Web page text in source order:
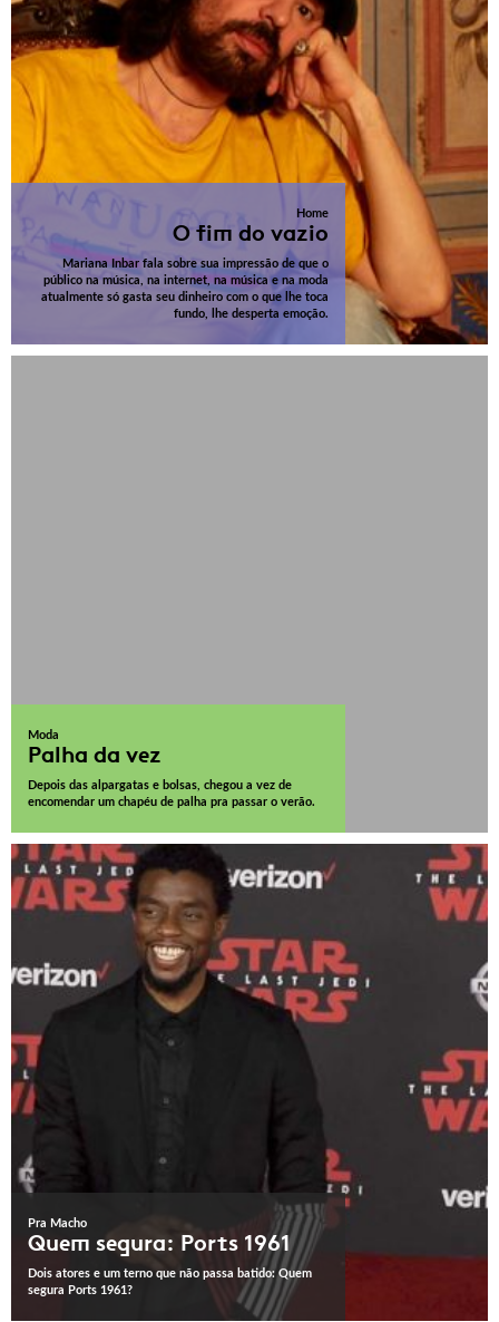
Home
O fim do vazio
Mariana Inbar fala sobre sua impressão de que o
público na música, na internet, na música e na moda
atualmente só gasta seu dinheiro com o que lhe toca
fundo, lhe desperta emoção.
Moda
Palha da vez
Depois das alpargatas e bolsas, chegou a vez de
encomendar um chapéu de palha pra passar o verão.
Pra Macho
Quem segura: Ports 1961
Dois atores e um terno que não passa batido: Quem
segura Ports 1961?